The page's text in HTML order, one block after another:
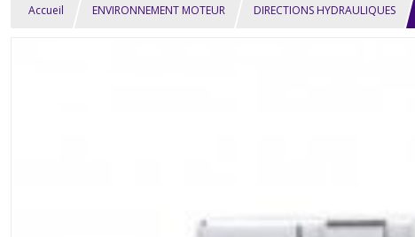
Accueil ENVIRONNEMENT MOTEUR DIRECTIONS HYDRAULIQUES